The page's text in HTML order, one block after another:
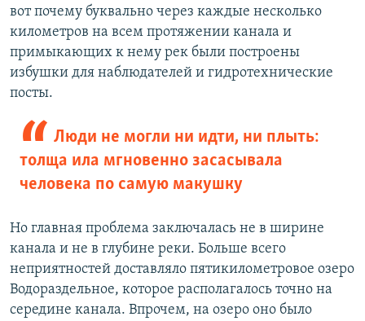
вот почему буквально через каждые несколько
километров на всем протяжении канала и
примыкающих к нему рек были построены
избушки для наблюдателей и гидротехнические
посты.
Люди не могли ни идти, ни плыть:
толща ила мгновенно засасывала
человека по самую макушку
Но главная проблема заключалась не в ширине
канала и не в глубине реки. Больше всего
неприятностей доставляло пятикилометровое озеро
Водораздельное, которое располагалось точно на
середине канала. Впрочем, на озеро оно было